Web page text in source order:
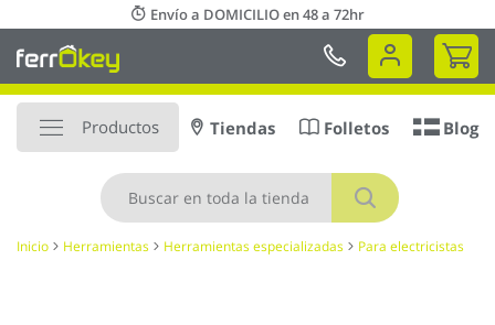
al
contenido
Envío a DOMICILIO en 48 a 72hr
Mi
Productos
Buscar
Tiendas Folletos Blog
Inicio Herramientas Herramientas especializadas Para electricistas